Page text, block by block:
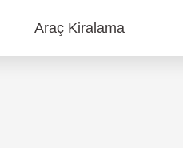
Araç Kiralama